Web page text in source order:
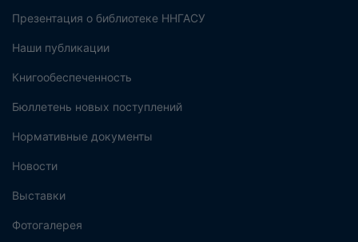
Презентация о библиотеке ННГАСУ
Наши публикации
Книгообеспеченность
Бюллетень новых поступлений
Нормативные документы
Новости
Выставки
Фотогалерея